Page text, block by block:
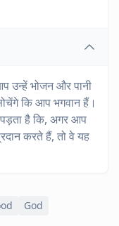
उन्हें भोजन और पानी
कि आप भगवान हैं।
है कि, अगर आप
करते हैं, तो वे यह
God